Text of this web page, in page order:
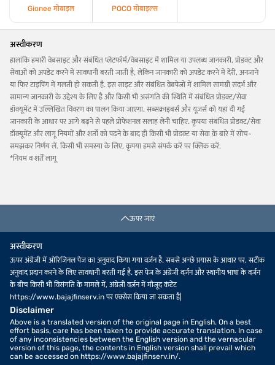
Gionee मोबाइल POCO मोबाइल्स
अस्वीकरण
हालांकि हमारी वेबसाइट और संबंधित प्लेटफॉर्म/वेबसाइट में शामिल या उपलब्ध जानकारी, प्रोडक्ट और
सेवाओं को अपडेट करने में सावधानी बरती जाती है, लेकिन जानकारी को अपडेट करने में देरी, अनजाने
या फिर टाइपिंग में गलती हो सकती है. इस साइट और संबंधित वेबपेजों में शामिल सामग्री संदर्भ और
सामान्य जानकारी के उद्देश्य के लिए है और किसी भी असंगति की स्थिति में संबंधित प्रोडक्ट/सेवा
डॉक्यूमेंट में उल्लिखित विवरण का पालन किया जाएगा. सब्सक्राइबर्स और यूज़र्स को यहां दी गई
जानकारी के आधार पर आगे बढ़ने से पहले प्रोफेशनल सलाह लेनी चाहिए. कृपया संबंधित प्रोडक्ट/सेवा
डॉक्यूमेंट और लागू नियमों और शर्तों को पढ़ने के बाद ही किसी भी प्रोडक्ट या सेवा के बारे में सोच-
समझकर निर्णय लें. किसी भी समस्या के लिए, कृपया हमसे संपर्क करें पर क्लिक करें.
*नियम व शर्तें लागू
ऊपर जाएं
अस्वीकरण
ऊपर अंग्रेजी में ओरिजिनल पेज का अनुवाद किया गया वर्ज़न है. सबसे अच्छे प्रयास के आधार पर, सटीक
अनुवाद प्रदान करने के लिए सावधानी बरती गई है. इस पेज के अंग्रेजी वर्ज़न और स्थानीय भाषा के वर्ज़न
के बीच किसी भी विसंगति के मामले में, अंग्रेजी वर्ज़न में मौजूद कंटेंट
https://www.bajajfinserv.in पर एक्सेस किया जा सकता है|
Disclaimer
Above is a translated version of the original page in English. On a best
effort basis, care has been taken to provide accurate translation. In case
of any inconsistencies between the English version and the vernacular
version of this page, the contents in English version shall prevail which
can be accessed on https://www.bajajfinserv.in/.